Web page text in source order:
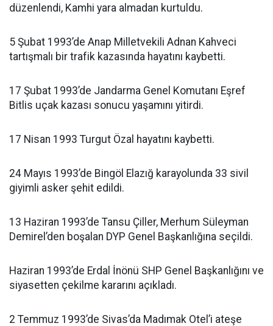
düzenlendi, Kamhi yara almadan kurtuldu.
5 Şubat 1993’de Anap Milletvekili Adnan Kahveci
tartışmalı bir trafik kazasında hayatını kaybetti.
17 Şubat 1993’de Jandarma Genel Komutanı Eşref
Bitlis uçak kazası sonucu yaşamını yitirdi.
17 Nisan 1993 Turgut Özal hayatını kaybetti.
24 Mayıs 1993’de Bingöl Elazığ karayolunda 33 sivil
giyimli asker şehit edildi.
13 Haziran 1993’de Tansu Çiller, Merhum Süleyman
Demirel’den boşalan DYP Genel Başkanlığına seçildi.
Haziran 1993’de Erdal İnönü SHP Genel Başkanlığını ve
siyasetten çekilme kararını açıkladı.
2 Temmuz 1993’de Sivas’da Madımak Otel’i ateşe